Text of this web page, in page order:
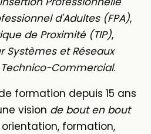
d'Adultes (FPA),
de Proximité (TIP),
Systèmes et Réseaux
Commercial.
formation depuis 15 ans
vision de bout en bout
formation,